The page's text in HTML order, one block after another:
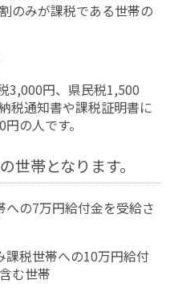
のみが課税である世帯の
3,000円、県民税1,500
税通知書や課税証明書に
の人です。
帯となります。
への7万円給付金を受給さ
課税世帯への10万円給付
む世帯